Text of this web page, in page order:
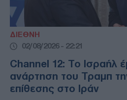
ΔΙΕΘΝΗ
02/08/2026 - 22:21
Channel 12: Το Ισραήλ
ανάρτηση του Τραμπ
επίθεσης στο Ιράν